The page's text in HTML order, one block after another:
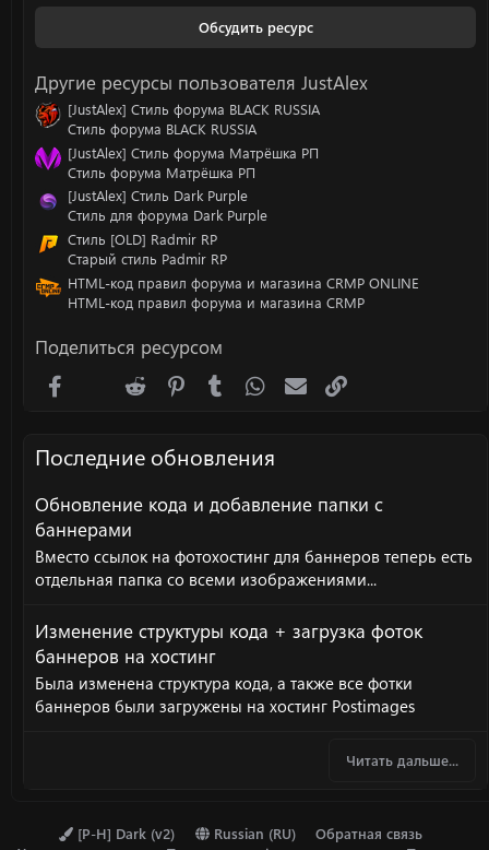
Обсудить ресурс
Другие ресурсы пользователя JustAlex
[JustAlex] Стиль форума BLACK RUSSIA
Стиль форума BLACK RUSSIA
[JustAlex] Стиль форума Матрёшка РП
Стиль форума Матрёшка РП
[JustAlex] Стиль Dark Purple
Стиль для форума Dark Purple
Стиль [OLD] Radmir RP
Старый стиль Padmir RP
HTML-код правил форума и магазина CRMP ONLINE
HTML-код правил форума и магазина CRMP
Поделиться ресурсом
FacebookX (Twitter)
Reddit PinterestTumblr WhatsAppЭлектронная почта
Последние обновления
Обновление кода и добавление папки с
баннерами
Вместо ссылок на фотохостинг для баннеров теперь есть
отдельная папка со всеми изображениями...
Изменение структуры кода + загрузка фоток
баннеров на хостинг
Была изменена структура кода, а также все фотки
баннеров были загружены на хостинг Postimages
Читать дальше...
[P-H] Dark (v2) Russian (RU)
Обратная связь